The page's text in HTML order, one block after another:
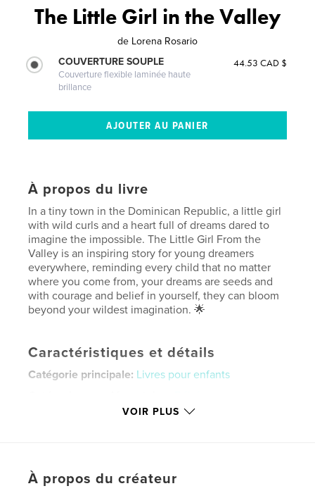
The Little Girl in the Valley
de Lorena Rosario
COUVERTURE SOUPLE
Couverture flexible laminée haute
brillance
44.53 CAD $
À propos du livre
In a tiny town in the Dominican Republic, a little girl
with wild curls and a heart full of dreams dared to
imagine the impossible. The Little Girl From the
Valley is an inspiring story for young dreamers
everywhere, reminding every child that no matter
where you come from, your dreams are seeds and
with courage and belief in yourself, they can bloom
beyond your wildest imagination. 🌟
Caractéristiques et détails
Catégorie principale: Livres pour enfants
Portrait standard, 20×25 cm
Date de publication: mai 21, 2026
VOIR PLUS
À propos du créateur